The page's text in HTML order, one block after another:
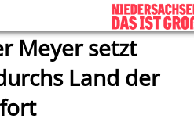
Meyer setzt
Land der